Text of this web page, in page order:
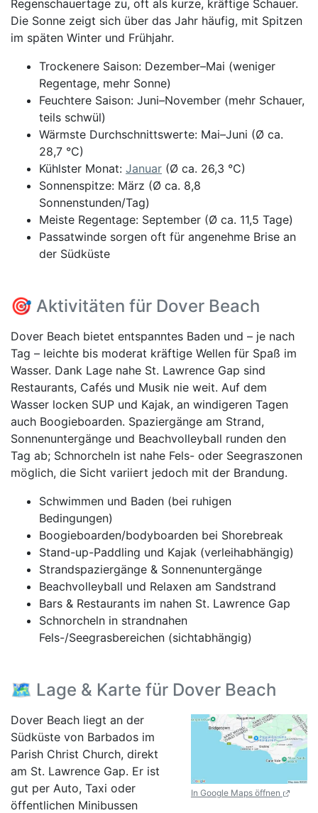
Regenschauertage zu, oft als kurze, kräftige Schauer.
Die Sonne zeigt sich über das Jahr häufig, mit Spitzen
im späten Winter und Frühjahr.
Trockenere Saison: Dezember–Mai (weniger
Regentage, mehr Sonne)
Feuchtere Saison: Juni–November (mehr Schauer,
teils schwül)
Wärmste Durchschnittswerte: Mai–Juni (Ø ca.
28,7 °C)
Kühlster Monat: Januar (Ø ca. 26,3 °C)
Sonnenspitze: März (Ø ca. 8,8
Sonnenstunden/Tag)
Meiste Regentage: September (Ø ca. 11,5 Tage)
Passatwinde sorgen oft für angenehme Brise an
der Südküste
🎯 Aktivitäten für Dover Beach
Dover Beach bietet entspanntes Baden und – je nach
Tag – leichte bis moderat kräftige Wellen für Spaß im
Wasser. Dank Lage nahe St. Lawrence Gap sind
Restaurants, Cafés und Musik nie weit. Auf dem
Wasser locken SUP und Kajak, an windigeren Tagen
auch Boogieboarden. Spaziergänge am Strand,
Sonnenuntergänge und Beachvolleyball runden den
Tag ab; Schnorcheln ist nahe Fels- oder Seegraszonen
möglich, die Sicht variiert jedoch mit der Brandung.
Schwimmen und Baden (bei ruhigen
Bedingungen)
Boogieboarden/bodyboarden bei Shorebreak
Stand-up-Paddling und Kajak (verleihabhängig)
Strandspaziergänge & Sonnenuntergänge
Beachvolleyball und Relaxen am Sandstrand
Bars & Restaurants im nahen St. Lawrence Gap
Schnorcheln in strandnahen
Fels-/Seegrasbereichen (sichtabhängig)
🗺️ Lage & Karte für Dover Beach
In Google Maps öffnen
Dover Beach liegt an der
Südküste von Barbados im
Parish Christ Church, direkt
am St. Lawrence Gap. Er ist
gut per Auto, Taxi oder
öffentlichen Minibussen